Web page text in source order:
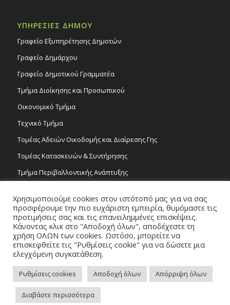
ΥΠΗΡΕΣΙΕΣ ΔΗΜΟΥ
Γραφείο Εξυπηρέτησης Δημοτών
Γραφείο Δημάρχου
Γραφείο Δημοτικού Γραμματέα
Τμήμα Διοίκησης και Προσωπικού
Οικονομικό Τμήμα
Τεχνικό Τμήμα
Τομέας Αδειών Οικοδομής και Διαίρεσης Γης
Τομέας Κατασκευών & Συντήρησης
Τμήμα Περιβαλλοντικής Ανάπτυξης
Τομέας Γραμμάτων και Τεχνών
Τροχονομία
Copyright 2026 © Δήμος Στροβόλου, All Rights Reserved. / Powered by
NETinfo Plc
Χρησιμοποιούμε cookies στον ιστότοπό μας για να σας
προσφέρουμε την πιο ευχάριστη εμπειρία, θυμόμαστε τις
προτιμήσεις σας και τις επανειλημμένες επισκέψεις.
Κάνοντας κλικ στο "Αποδοχή όλων", αποδέχεστε τη
χρήση ΟΛΩΝ των cookies. Ωστόσο, μπορείτε να
επισκεφθείτε τις "Ρυθμίσεις cookie" για να δώσετε μια
ελεγχόμενη συγκατάθεση.
Ρυθμίσεις cookies Αποδοχή όλων Απόρριψη όλων
Διαβάστε περισσότερα